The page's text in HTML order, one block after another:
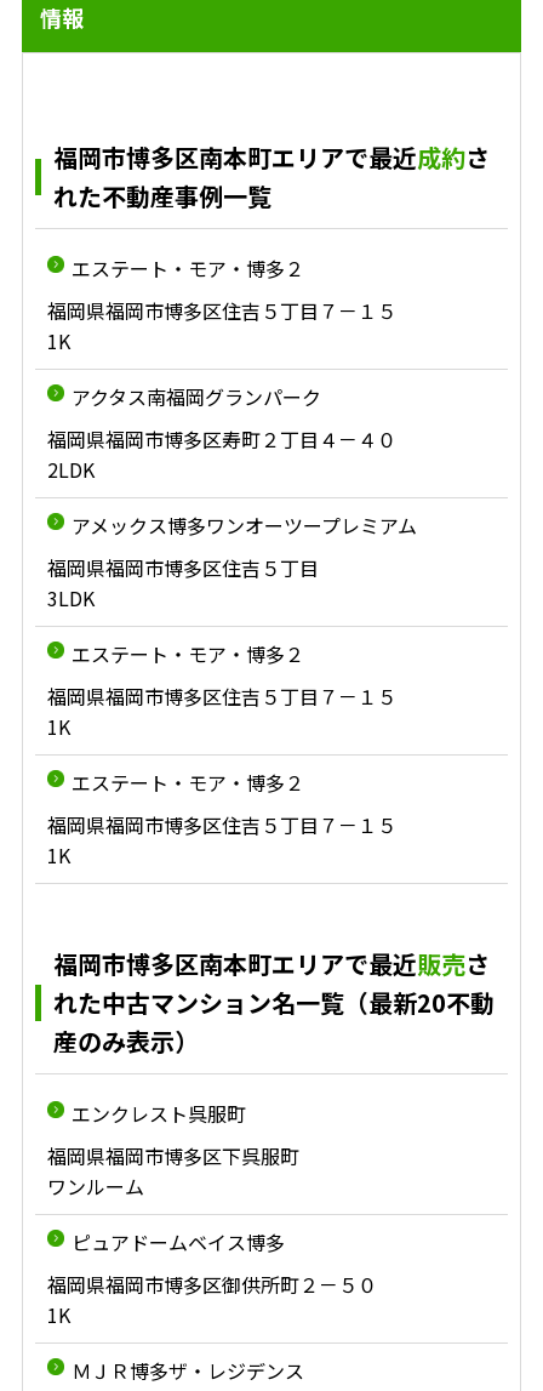
情報
福岡市博多区南本町エリアで最近成約さ
れた不動産事例一覧
エステート・モア・博多２
福岡県福岡市博多区住吉５丁目７－１５
1K
アクタス南福岡グランパーク
福岡県福岡市博多区寿町２丁目４－４０
2LDK
アメックス博多ワンオーツープレミアム
福岡県福岡市博多区住吉５丁目
3LDK
エステート・モア・博多２
福岡県福岡市博多区住吉５丁目７－１５
1K
エステート・モア・博多２
福岡県福岡市博多区住吉５丁目７－１５
1K
福岡市博多区南本町エリアで最近販売さ
れた中古マンション名一覧（最新20不動
産のみ表示）
エンクレスト呉服町
福岡県福岡市博多区下呉服町
ワンルーム
ピュアドームベイス博多
福岡県福岡市博多区御供所町２－５０
1K
ＭＪＲ博多ザ・レジデンス